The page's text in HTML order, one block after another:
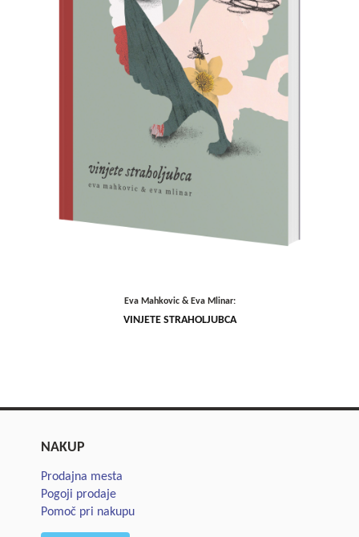
Eva Mahkovic & Eva Mlinar:
VINJETE STRAHOLJUBCA
NAKUP
Prodajna mesta
Pogoji prodaje
Pomoč pri nakupu